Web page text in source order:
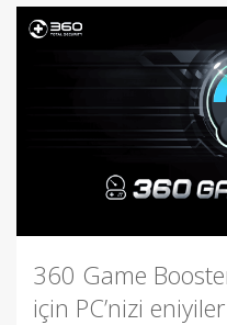
360 Game
için PC’nizi eniyiler